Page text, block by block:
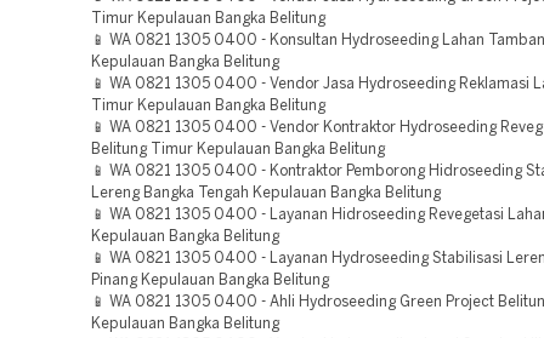
Timur Kepulauan Bangka Belitung
📱 WA 0821 1305 0400 - Konsultan Hydroseeding Lahan
Kepulauan Bangka Belitung
📱 WA 0821 1305 0400 - Vendor Jasa Hydroseeding Reklamasi
Timur Kepulauan Bangka Belitung
📱 WA 0821 1305 0400 - Vendor Kontraktor Hydroseeding
Belitung Timur Kepulauan Bangka Belitung
📱 WA 0821 1305 0400 - Kontraktor Pemborong Hidroseeding
Lereng Bangka Tengah Kepulauan Bangka Belitung
📱 WA 0821 1305 0400 - Layanan Hidroseeding Revegetasi
Kepulauan Bangka Belitung
📱 WA 0821 1305 0400 - Layanan Hydroseeding Stabilisasi
Pinang Kepulauan Bangka Belitung
📱 WA 0821 1305 0400 - Ahli Hydroseeding Green Project
Kepulauan Bangka Belitung